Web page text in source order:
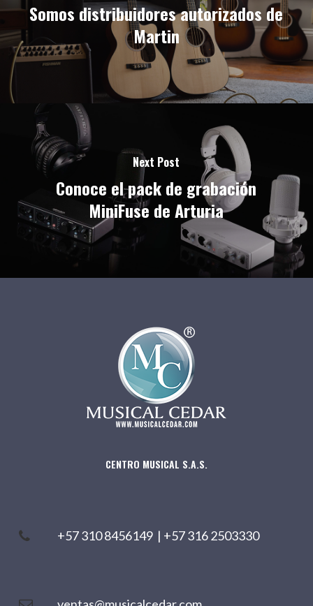
Somos distribuidores autorizados de
Martin
Next Post
Conoce el pack de grabación
MiniFuse de Arturia
CENTRO MUSICAL S.A.S.
+57 310 8456149 | +57 316 2503330